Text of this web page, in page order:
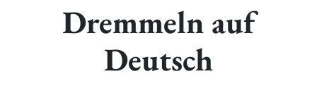
Dremmeln auf
Deutsch